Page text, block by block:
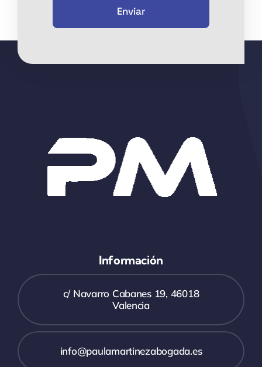
Enviar
Información
c/ Navarro Cabanes 19, 46018
Valencia
info@paulamartinezabogada.es